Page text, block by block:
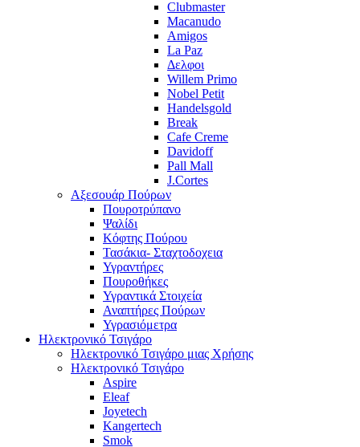
Clubmaster
Macanudo
Amigos
La Paz
Δελφοι
Willem Primo
Nobel Petit
Handelsgold
Break
Cafe Creme
Davidoff
Pall Mall
J.Cortes
Αξεσουάρ Πούρων
Πουροτρύπανο
Ψαλίδι
Κόφτης Πούρου
Τασάκια- Σταχτοδοχεια
Υγραντήρες
Πουροθήκες
Υγραντικά Στοιχεία
Αναπτήρες Πούρων
Υγρασιόμετρα
Ηλεκτρονικό Τσιγάρο
Ηλεκτρονικό Τσιγάρο μιας Χρήσης
Ηλεκτρονικό Τσιγάρο
Aspire
Eleaf
Joyetech
Kangertech
Smok